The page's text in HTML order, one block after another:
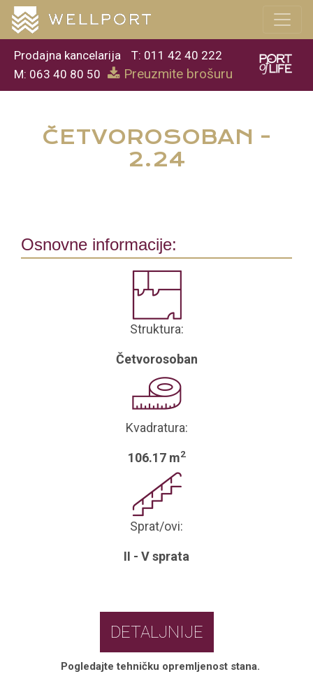
Prodajna kancelarija
T: 011 42 40 222
M: 063 40 80 50
Preuzmite brošuru
ČETVOROSOBAN -
2.24
Osnovne informacije:
Struktura:
Četvorosoban
Kvadratura:
106.17 m2
Sprat/ovi:
II - V sprata
DETALJNIJE
Pogledajte tehničku opremljenost stana.